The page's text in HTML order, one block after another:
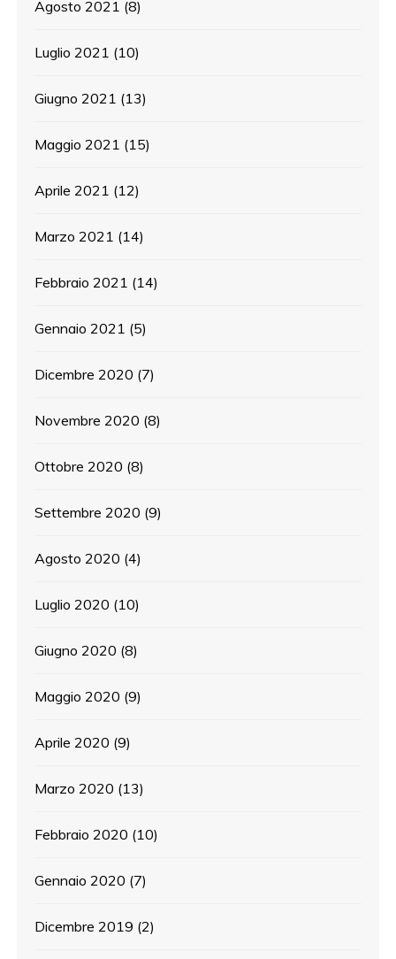
Agosto 2021 (8)
Luglio 2021 (10)
Giugno 2021 (13)
Maggio 2021 (15)
Aprile 2021 (12)
Marzo 2021 (14)
Febbraio 2021 (14)
Gennaio 2021 (5)
Dicembre 2020 (7)
Novembre 2020 (8)
Ottobre 2020 (8)
Settembre 2020 (9)
Agosto 2020 (4)
Luglio 2020 (10)
Giugno 2020 (8)
Maggio 2020 (9)
Aprile 2020 (9)
Marzo 2020 (13)
Febbraio 2020 (10)
Gennaio 2020 (7)
Dicembre 2019 (2)